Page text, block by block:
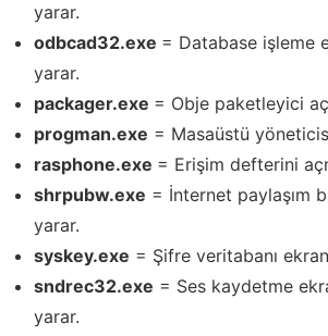
yarar.
odbcad32.exe = Database işleme
yarar.
packager.exe = Obje paketleyici
progman.exe = Masaüstü
rasphone.exe = Erişim defterini
shrpubw.exe = İnternet paylaşım
yarar.
syskey.exe = Şifre veritabanı
sndrec32.exe = Ses kaydetme
yarar.